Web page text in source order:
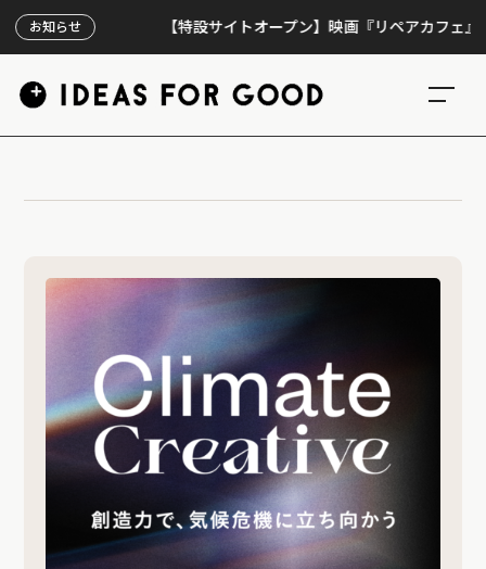
お知らせ 【特設サイトオープン】映画『リペアカフェ』、